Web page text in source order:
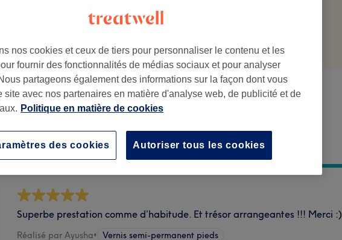
Ambiance
Propreté
Superbe prestation comme d’habitude. Et trésor arrangeantes !!! Merci :)
Réalisé par Ayusha• Vernis semi-permanent pieds
nos cookies et ceux de tiers pour personnaliser le contenu et les
fournir des fonctionnalités de médias sociaux et pour analyser
partageons également des informations sur la façon dont vous
site avec nos partenaires en matière d'analyse web, de publicité et de
Politique en matière de cookies
Autoriser tous les cookies
des cookies